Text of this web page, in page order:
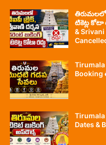
తిరుమలలో
టికెట్ల కోటా
&
Tirumala
Tirumala
Dates &